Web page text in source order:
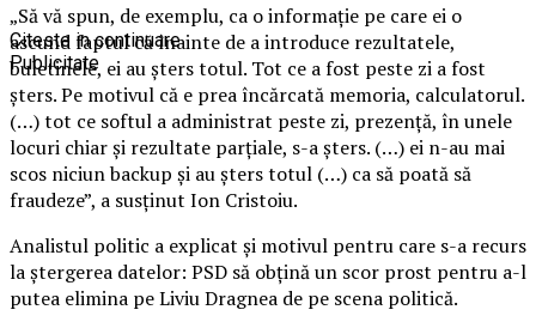
„Să vă spun, de exemplu, ca o informaţie pe care ei o
ascund faptul că înainte de a introduce rezultatele,
buletinele, ei au şters totul. Tot ce a fost peste zi a fost
şters. Pe motivul că e prea încărcată memoria, calculatorul.
(…) tot ce softul a administrat peste zi, prezenţă, în unele
locuri chiar şi rezultate parţiale, s-a şters. (…) ei n-au mai
scos niciun backup şi au şters totul (…) ca să poată să
fraudeze”, a susţinut Ion Cristoiu.
Analistul politic a explicat şi motivul pentru care s-a recurs
la ştergerea datelor: PSD să obţină un scor prost pentru a-l
putea elimina pe Liviu Dragnea de pe scena politică.
Citeste in continuare
Publicitate